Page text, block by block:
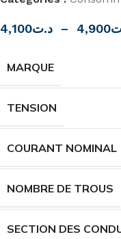
د.ت4,100 – 4,900
MARQUE
TENSION
COURANT NOMINAL
NOMBRE DE TROUS
SECTION DES